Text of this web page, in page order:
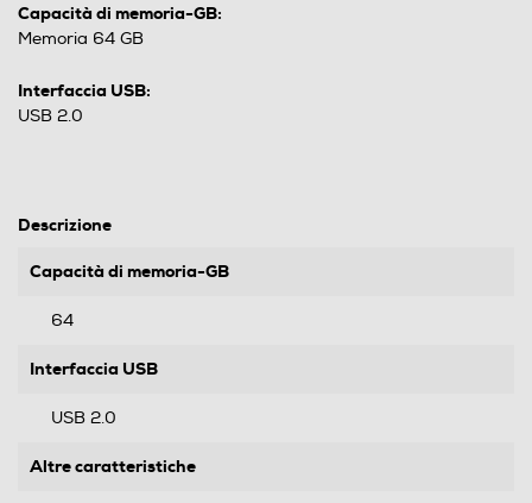
Capacità di memoria-GB:
Memoria 64 GB
Interfaccia USB:
USB 2.0
Descrizione
Capacità di memoria-GB
64
Interfaccia USB
USB 2.0
Altre caratteristiche